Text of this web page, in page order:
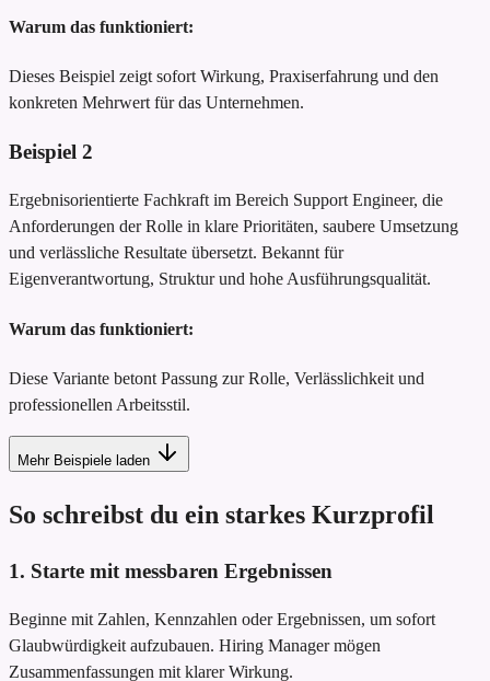
Warum das funktioniert:
Dieses Beispiel zeigt sofort Wirkung, Praxiserfahrung und den
konkreten Mehrwert für das Unternehmen.
Beispiel 2
Ergebnisorientierte Fachkraft im Bereich Support Engineer, die
Anforderungen der Rolle in klare Prioritäten, saubere Umsetzung
und verlässliche Resultate übersetzt. Bekannt für
Eigenverantwortung, Struktur und hohe Ausführungsqualität.
Warum das funktioniert:
Diese Variante betont Passung zur Rolle, Verlässlichkeit und
professionellen Arbeitsstil.
Mehr Beispiele laden
So schreibst du ein starkes Kurzprofil
1. Starte mit messbaren Ergebnissen
Beginne mit Zahlen, Kennzahlen oder Ergebnissen, um sofort
Glaubwürdigkeit aufzubauen. Hiring Manager mögen
Zusammenfassungen mit klarer Wirkung.